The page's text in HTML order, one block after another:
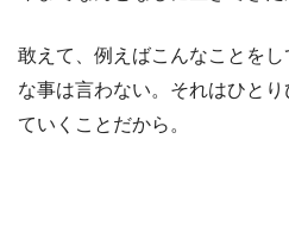
敢えて、例えばこんなことを
な事は言わない。それはひと
ていくことだから。